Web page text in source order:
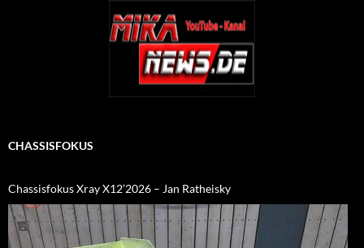
CHASSISFOKUS
Chassisfokus Xray X12’2026 – Jan Ratheisky